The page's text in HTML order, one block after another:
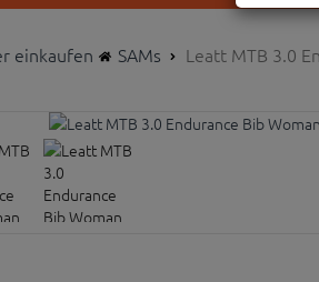
einkaufen SAMs Leatt MTB 3.0